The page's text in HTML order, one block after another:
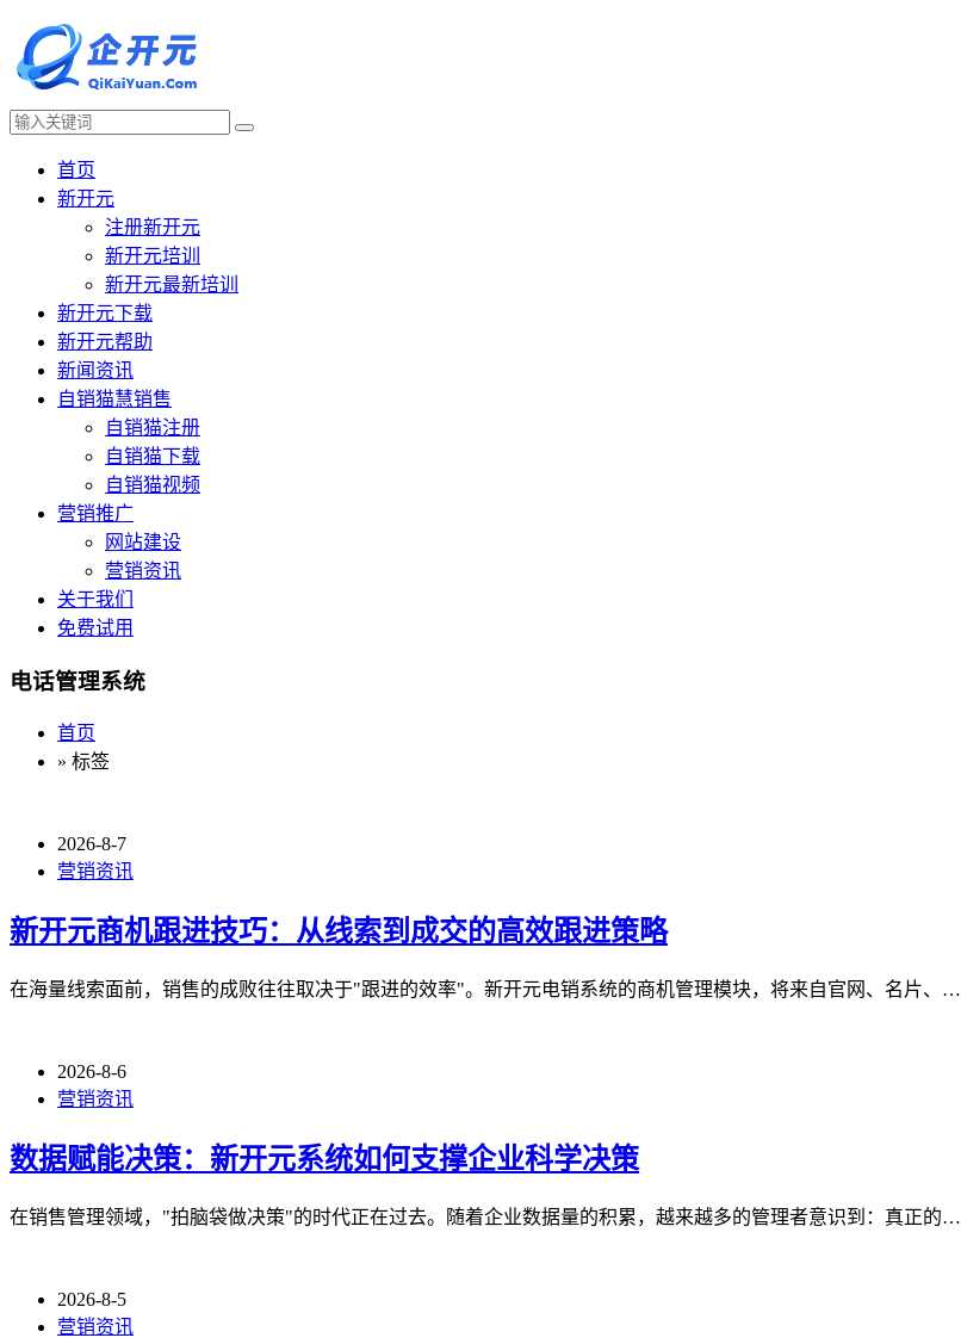
首页
新开元
注册新开元
新开元培训
新开元最新培训
新开元下载
新开元帮助
新闻资讯
自销猫慧销售
自销猫注册
自销猫下载
自销猫视频
营销推广
网站建设
营销资讯
关于我们
免费试用
电话管理系统
首页
» 标签
2026-8-7
营销资讯
新开元商机跟进技巧：从线索到成交的高效跟进策略
在海量线索面前，销售的成败往往取决于"跟进的效率"。新开元电销系统的商机管理模块，将来自官网、名片、…
2026-8-6
营销资讯
数据赋能决策：新开元系统如何支撑企业科学决策
在销售管理领域，"拍脑袋做决策"的时代正在过去。随着企业数据量的积累，越来越多的管理者意识到：真正的…
2026-8-5
营销资讯